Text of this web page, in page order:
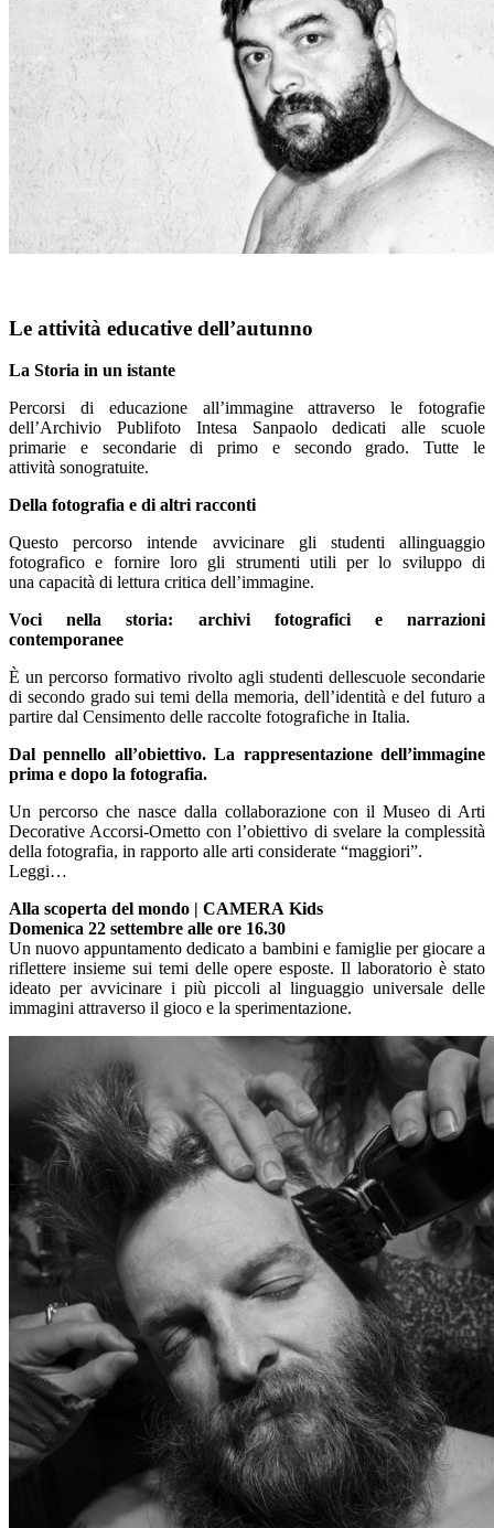
Le attività educative dell’autunno
La Storia in un istante
Percorsi di educazione all’immagine attraverso le fotografie
dell’Archivio Publifoto Intesa Sanpaolo dedicati alle scuole
primarie e secondarie di primo e secondo grado. Tutte le
attività sonogratuite.
Della fotografia e di altri racconti
Questo percorso intende avvicinare gli studenti allinguaggio
fotografico e fornire loro gli strumenti utili per lo sviluppo di
una capacità di lettura critica dell’immagine.
Voci nella storia: archivi fotografici e narrazioni
contemporanee
È un percorso formativo rivolto agli studenti dellescuole secondarie
di secondo grado sui temi della memoria, dell’identità e del futuro a
partire dal Censimento delle raccolte fotografiche in Italia.
Dal pennello all’obiettivo. La rappresentazione dell’immagine
prima e dopo la fotografia.
Un percorso che nasce dalla collaborazione con il Museo di Arti
Decorative Accorsi-Ometto con l’obiettivo di svelare la complessità
della fotografia, in rapporto alle arti considerate “maggiori”.
Leggi…
Alla scoperta del mondo | CAMERA Kids
Domenica 22 settembre alle ore 16.30
Un nuovo appuntamento dedicato a bambini e famiglie per giocare a
riflettere insieme sui temi delle opere esposte. Il laboratorio è stato
ideato per avvicinare i più piccoli al linguaggio universale delle
immagini attraverso il gioco e la sperimentazione.